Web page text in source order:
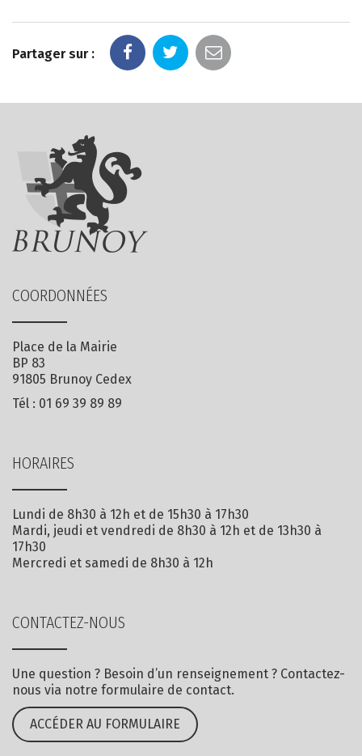
Partager sur :
COORDONNÉES
Place de la Mairie
BP 83
91805 Brunoy Cedex
Tél : 01 69 39 89 89
HORAIRES
Lundi de 8h30 à 12h et de 15h30 à 17h30
Mardi, jeudi et vendredi de 8h30 à 12h et de 13h30 à
17h30
Mercredi et samedi de 8h30 à 12h
CONTACTEZ-NOUS
Une question ? Besoin d’un renseignement ? Contactez-
nous via notre formulaire de contact.
ACCÉDER AU FORMULAIRE